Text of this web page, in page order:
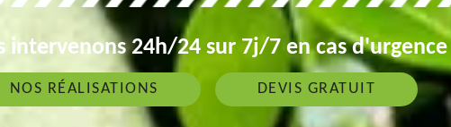
intervenons 24h/24 sur 7j/7 en cas d'urgence
NOS RÉALISATIONS DEVIS GRATUIT